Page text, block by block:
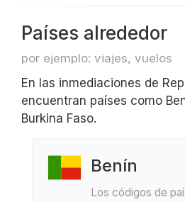
Países alrededor
por ejemplo: viajes, vuelos
En las inmediaciones de
encuentran países como
Burkina Faso.
Benín
Los códigos de